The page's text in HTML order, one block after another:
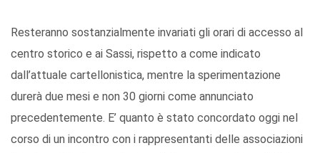
Resteranno sostanzialmente invariati gli orari di accesso al
centro storico e ai Sassi, rispetto a come indicato
dall’attuale cartellonistica, mentre la sperimentazione
durerà due mesi e non 30 giorni come annunciato
precedentemente. E’ quanto è stato concordato oggi nel
corso di un incontro con i rappresentanti delle associazioni